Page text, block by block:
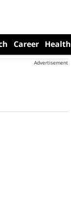
Career Health
Advertisement